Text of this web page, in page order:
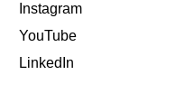
Instagram
YouTube
LinkedIn